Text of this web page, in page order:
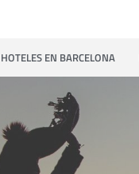
HOTELES EN BARCELONA